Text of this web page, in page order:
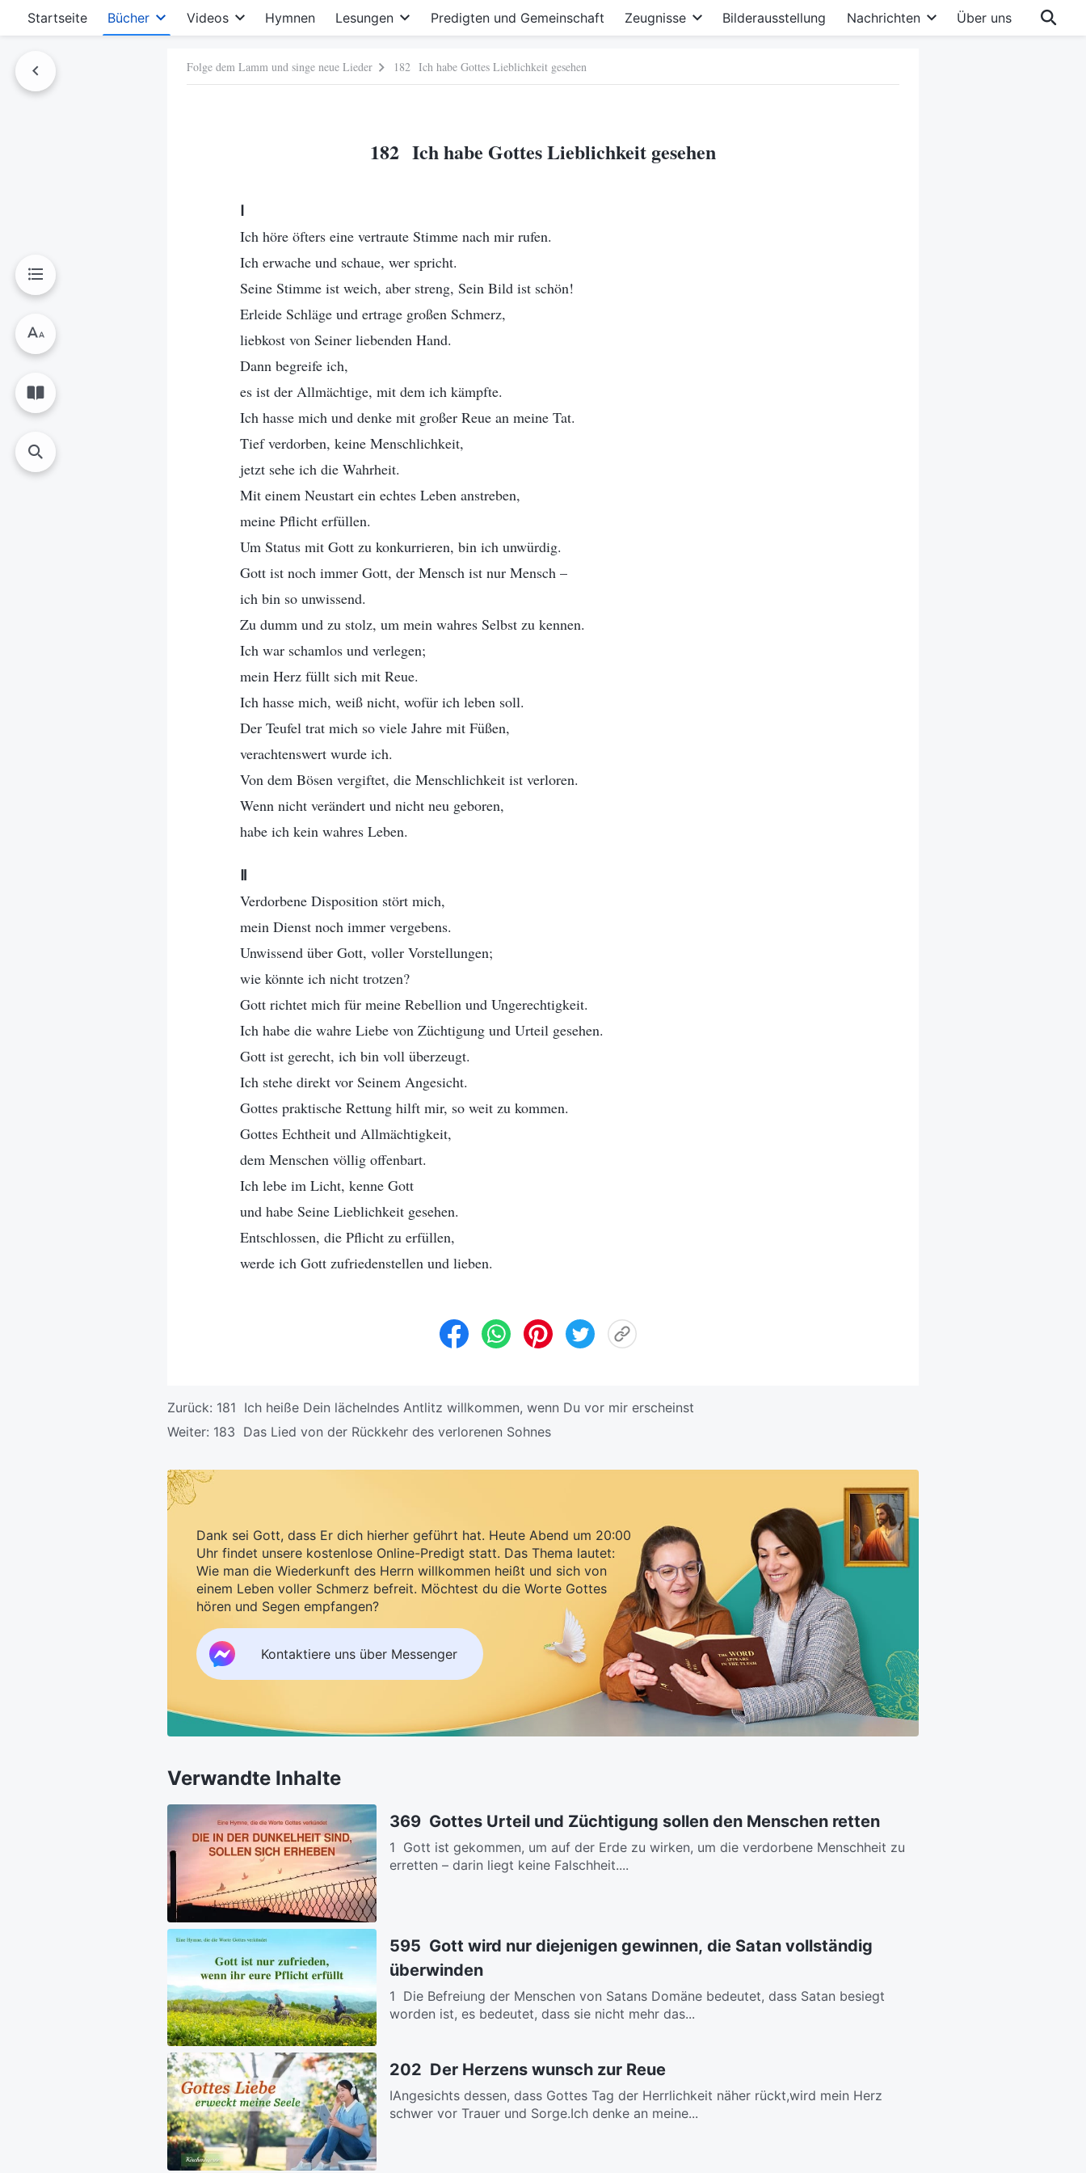
Startseite Bücher Videos Hymnen Lesungen Predigten und Gemeinschaft Zeugnisse Bilderausstellung Nachrichten Über uns
Folge dem Lamm und singe neue Lieder 182 Ich habe Gottes Lieblichkeit gesehen
182 Ich habe Gottes Lieblichkeit gesehen
Ⅰ
Ich höre öfters eine vertraute Stimme nach mir rufen.
Ich erwache und schaue, wer spricht.
Seine Stimme ist weich, aber streng, Sein Bild ist schön!
Erleide Schläge und ertrage großen Schmerz,
liebkost von Seiner liebenden Hand.
Dann begreife ich,
es ist der Allmächtige, mit dem ich kämpfte.
Ich hasse mich und denke mit großer Reue an meine Tat.
Tief verdorben, keine Menschlichkeit,
jetzt sehe ich die Wahrheit.
Mit einem Neustart ein echtes Leben anstreben,
meine Pflicht erfüllen.
Um Status mit Gott zu konkurrieren, bin ich unwürdig.
Gott ist noch immer Gott, der Mensch ist nur Mensch –
ich bin so unwissend.
Zu dumm und zu stolz, um mein wahres Selbst zu kennen.
Ich war schamlos und verlegen;
mein Herz füllt sich mit Reue.
Ich hasse mich, weiß nicht, wofür ich leben soll.
Der Teufel trat mich so viele Jahre mit Füßen,
verachtenswert wurde ich.
Von dem Bösen vergiftet, die Menschlichkeit ist verloren.
Wenn nicht verändert und nicht neu geboren,
habe ich kein wahres Leben.
Ⅱ
Verdorbene Disposition stört mich,
mein Dienst noch immer vergebens.
Unwissend über Gott, voller Vorstellungen;
wie könnte ich nicht trotzen?
Gott richtet mich für meine Rebellion und Ungerechtigkeit.
Ich habe die wahre Liebe von Züchtigung und Urteil gesehen.
Gott ist gerecht, ich bin voll überzeugt.
Ich stehe direkt vor Seinem Angesicht.
Gottes praktische Rettung hilft mir, so weit zu kommen.
Gottes Echtheit und Allmächtigkeit,
dem Menschen völlig offenbart.
Ich lebe im Licht, kenne Gott
und habe Seine Lieblichkeit gesehen.
Entschlossen, die Pflicht zu erfüllen,
werde ich Gott zufriedenstellen und lieben.
Zurück: 181 Ich heiße Dein lächelndes Antlitz willkommen, wenn Du vor mir erscheinst
Weiter: 183 Das Lied von der Rückkehr des verlorenen Sohnes
Dank sei Gott, dass Er dich hierher geführt hat. Heute Abend um 20:00
Uhr findet unsere kostenlose Online-Predigt statt. Das Thema lautet:
Wie man die Wiederkunft des Herrn willkommen heißt und sich von
einem Leben voller Schmerz befreit. Möchtest du die Worte Gottes
hören und Segen empfangen?
Kontaktiere uns über Messenger
Verwandte Inhalte
369 Gottes Urteil und Züchtigung sollen den Menschen retten
1 Gott ist gekommen, um auf der Erde zu wirken, um die verdorbene Menschheit zu
erretten – darin liegt keine Falschheit....
595 Gott wird nur diejenigen gewinnen, die Satan vollständig
überwinden
1 Die Befreiung der Menschen von Satans Domäne bedeutet, dass Satan besiegt
worden ist, es bedeutet, dass sie nicht mehr das...
202 Der Herzens wunsch zur Reue
ⅠAngesichts dessen, dass Gottes Tag der Herrlichkeit näher rückt,wird mein Herz
schwer vor Trauer und Sorge.Ich denke an meine...